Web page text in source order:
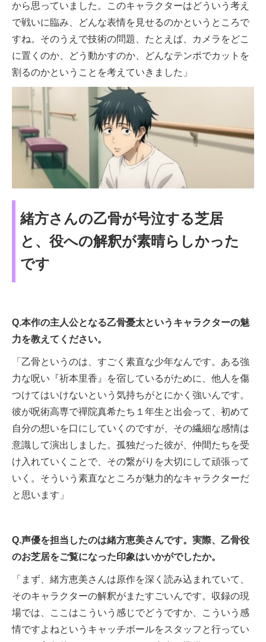
から思っていました。このキャラクターはどういう考え
で戦いに臨み、どんな表情を見せるのかというところで
すね。そのうえで技術の問題、たとえば、カメラをどこ
に置くのか、どう動かすのか、どんなテンポでカットを
割るのかということを考えていきました」
緒方さんの乙骨が号泣する芝居
と、役への解釈が素晴らしかった
です
Q.本作の主人公となる乙骨憂太というキャラクターの魅
力を教えてください。
「乙骨というのは、すごく素直な少年なんです。ある強
力な呪い『祈本里香』を宿しているがために、他人を傷
つけてはいけないという気持ちがとにかく強いんです。
彼が呪術高専で禪院真希たち１年生と出会って、初めて
自分の想いを口にしていくのですが、その繊細な感情は
意識して演出しました。孤独だった彼が、仲間たちを受
け入れていくことで、その繋がりを大切にして頑張って
いく。そういう素直なところが魅力的なキャラクターだ
と思います」
Q.声優を担当したのは緒方恵美さんです。実際、乙骨役
のお芝居をご覧になった印象はいかがでしたか。
「まず、緒方恵美さんは原作を深く読み込まれていて、
そのキャラクターの解釈がまたすごいんです。収録の現
場では、ここはこういう感じでどうですか、こういう感
情ですよねというキャッチボールをスタッフと行ってい